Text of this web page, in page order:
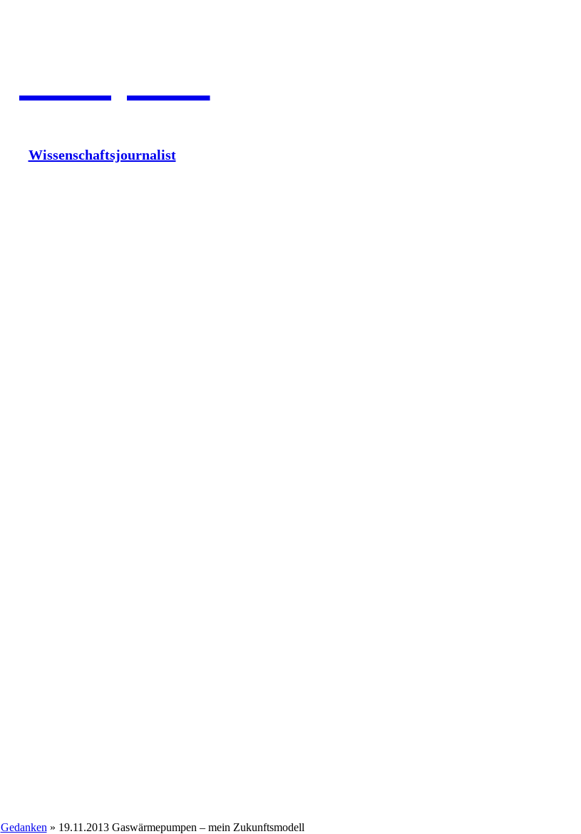
Jean Pütz
Wissenschaftsjournalist
Gedanken » 19.11.2013 Gaswärmepumpen – mein Zukunftsmodell